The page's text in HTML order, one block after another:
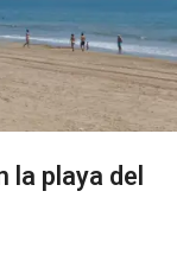
la playa del